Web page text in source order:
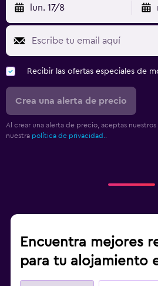
lun. 17/8
Recibir las ofertas especiales de
Crea una alerta de precio
Al crear una alerta de precio, aceptas nuestros
nuestra política de privacidad.
Encuentra mejores
para tu alojamiento